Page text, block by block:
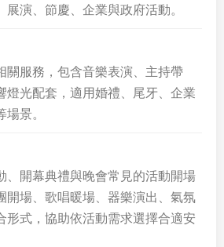
演、節慶、企業與政府活動。
關服務，包含音樂表演、主持帶
燈光配套，適用婚禮、尾牙、企業
景。
、開幕典禮與晚會常見的活動開場
開場、歌唱暖場、器樂演出、氣氛
形式，協助依活動需求選擇合適安